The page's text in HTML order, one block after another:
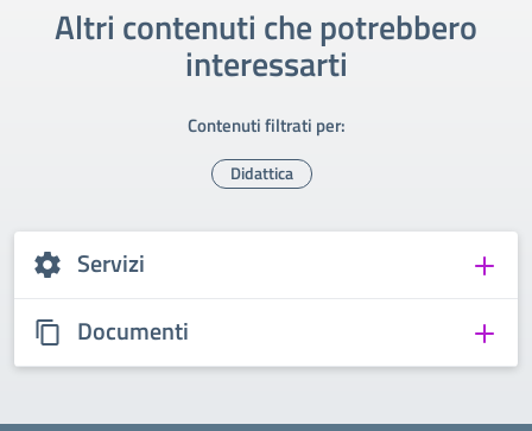
Altri contenuti che potrebbero
interessarti
Contenuti filtrati per:
Didattica
Servizi
Documenti